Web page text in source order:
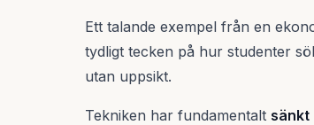
Ett talande exempel från en
tydligt tecken på hur studenter
utan uppsikt.
Tekniken har fundamentalt